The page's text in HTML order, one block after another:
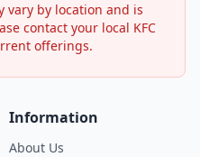
vary by location and is
contact your local KFC
offerings.
Information
About Us